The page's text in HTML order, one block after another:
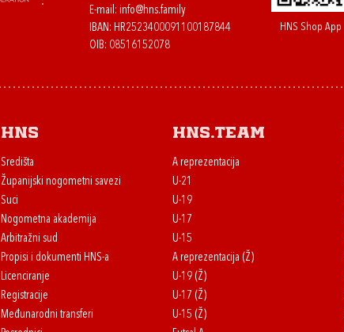
E-mail: info@hns.family
IBAN: HR2523400091100187844
OIB: 08516152078
HNS Shop App
HNS
Središta
Županijski nogometni savezi
Suci
Nogometna akademija
Arbitražni sud
Propisi i dokumenti HNS-a
Licenciranje
Registracije
Međunarodni transferi
HNS.team
A reprezentacija
U-21
U-19
U-17
U-15
A reprezentacija (Ž)
U-19 (Ž)
U-17 (Ž)
U-15 (Ž)